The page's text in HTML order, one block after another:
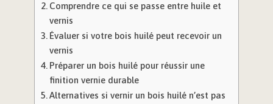
Comprendre ce qui se passe entre huile et
vernis
Évaluer si votre bois huilé peut recevoir un
vernis
Préparer un bois huilé pour réussir une
finition vernie durable
Alternatives si vernir un bois huilé n’est pas